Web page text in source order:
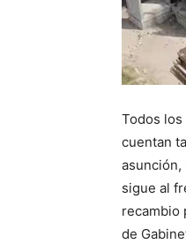
Todos
cuentan
asunción,
sigue al
recambio
de